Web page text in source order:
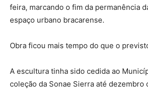
feira, marcando o fim da permanência
espaço urbano bracarense.
Obra ficou mais tempo do que o
A escultura tinha sido cedida ao
coleção da Sonae Sierra até dezembro